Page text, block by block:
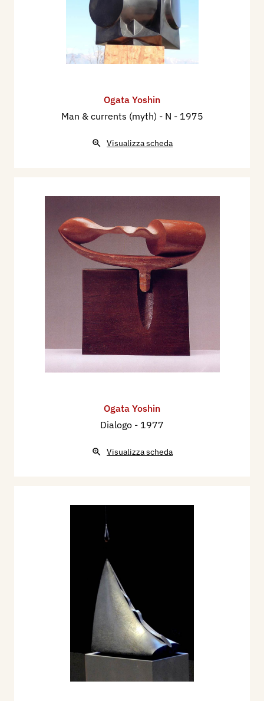
Ogata Yoshin
Man & currents (myth) - N - 1975
Visualizza scheda
Ogata Yoshin
Dialogo - 1977
Visualizza scheda